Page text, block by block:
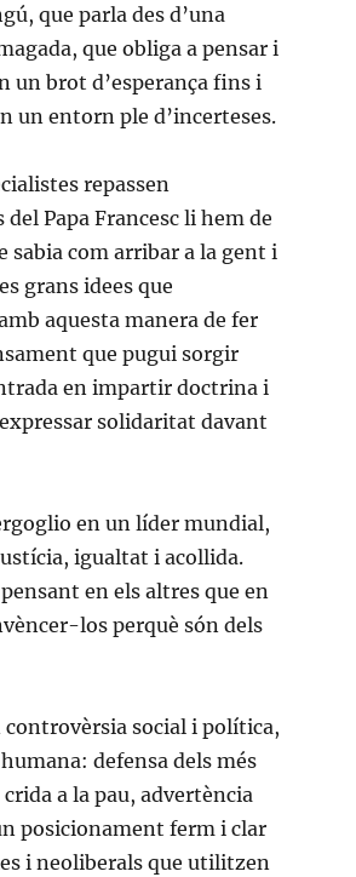
que parla des d’una
que obliga a pensar i
un brot d’esperança fins i
un entorn ple d’incerteses.
repassen
Papa Francesc li hem de
sabia com arribar a la gent i
grans idees que
aquesta manera de fer
que pugui sorgir
en impartir doctrina i
solidaritat davant
en un líder mundial,
igualtat i acollida.
en els altres que en
los perquè són dels
controvèrsia social i política,
defensa dels més
a la pau, advertència
posicionament ferm i clar
i neoliberals que utilitzen